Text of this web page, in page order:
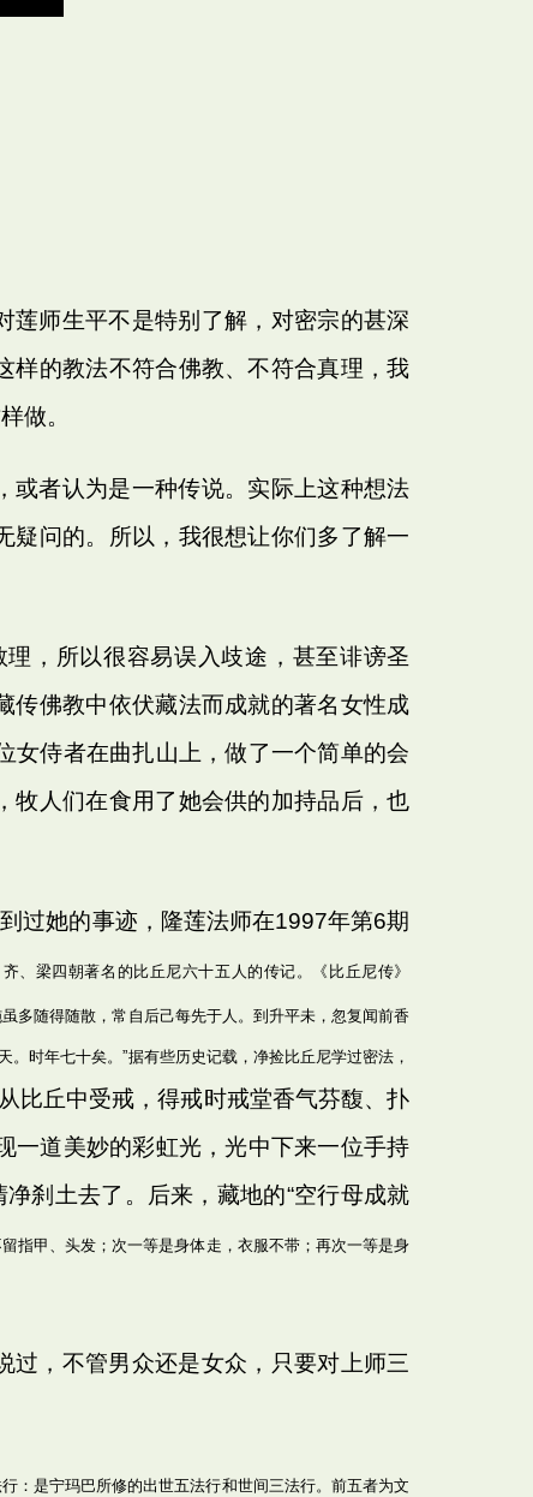
莲师生平不是特别了解，对密宗的甚深
样的教法不符合佛教、不符合真理，我
做。
或者认为是一种传说。实际上这种想法
疑问的。所以，我很想让你们多了解一
，所以很容易误入歧途，甚至诽谤圣
传佛教中依伏藏法而成就的著名女性成
女侍者在曲扎山上，做了一个简单的会
牧人们在食用了她会供的加持品后，也
她的事迹，隆莲法师在1997年第6期
、梁四朝著名的比丘尼六十五人的传记。《比丘尼传》
多随得随散，常自后己每先于人。到升平未，忽复闻前香
时年七十矣。”据有些历史记载，净捡比丘尼学过密法，
比丘中受戒，得戒时戒堂香气芬馥、扑
一道美妙的彩虹光，光中下来一位手持
刹土去了。后来，藏地的“空行母成就
指甲、头发；次一等是身体走，衣服不带；再次一等是身
过，不管男众还是女众，只要对上师三
行：是宁玛巴所修的出世五法行和世间三法行。前五者为文